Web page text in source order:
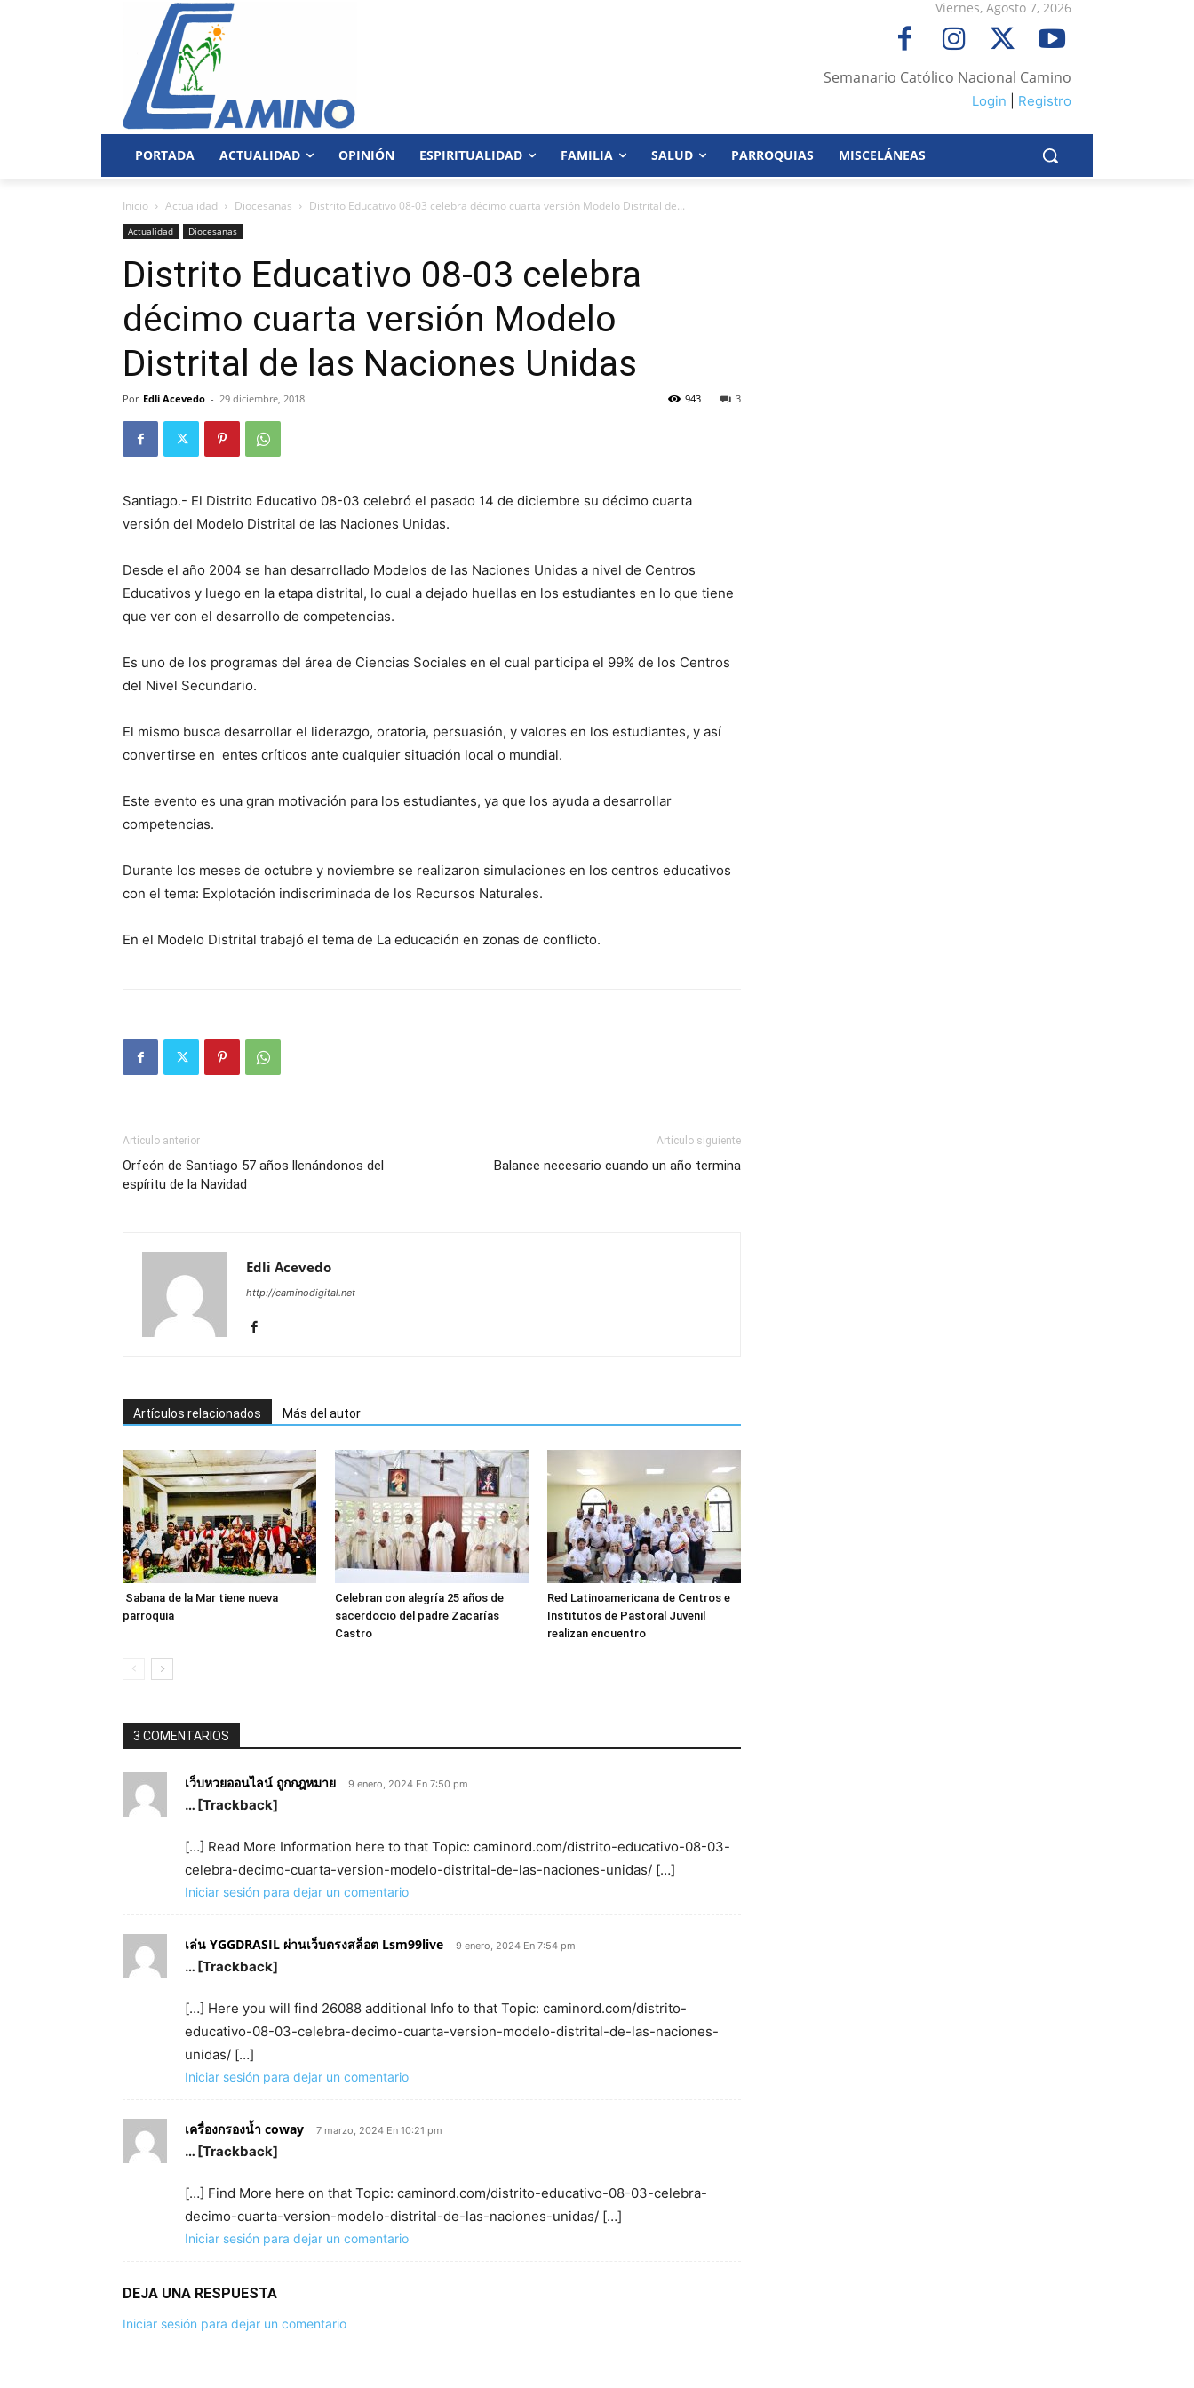
Viernes, Agosto 7, 2026
Semanario Católico Nacional Camino
Login Registro
PORTADA ACTUALIDAD OPINIÓN ESPIRITUALIDAD FAMILIA SALUD PARROQUIAS MISCELÁNEAS
Inicio Actualidad Diocesanas Distrito Educativo 08-03 celebra décimo cuarta versión Modelo Distrital de...
Actualidad Diocesanas
Distrito Educativo 08-03 celebra
décimo cuarta versión Modelo
Distrital de las Naciones Unidas
Por Edli Acevedo - 29 diciembre, 2018 3
943
Santiago.- El Distri­to Educativo 08-03 celebró el pasado 14 de di­ciembre su décimo cuarta
versión del Modelo Distrital de las Naciones Unidas.
Desde el año 2004 se han desarrollado Modelos de las Naciones Unidas a nivel de Cen­tros
Educativos y luego en la etapa distrital, lo cual a dejado huellas en los estudiantes en lo que tiene
que ver con el desarrollo de competencias.
Es uno de los programas del área de Ciencias Sociales en el cual participa el 99% de los Centros
del Nivel Secundario.
El mismo busca de­sarrollar el liderazgo, oratoria, persuasión, y valores en los estudian­tes, y así
convertirse en entes críticos ante cual­quier situación local o mundial.
Este evento es una gran motivación para los estudiantes, ya que los ayuda a desarrollar
competencias.
Durante los meses de octubre y noviembre se realizaron simulaciones en los centros educativos
con el tema: Explotación indiscriminada de los Recursos Naturales.
En el Modelo Dis­trital trabajó el tema de La educación en zonas de conflicto.
Artículo anterior
Orfeón de Santiago 57 años llenándonos del
espíritu de la Navidad
Artículo siguiente
Balance necesario cuando un año termina
Edli Acevedo
http://caminodigital.net
Artículos relacionados Más del autor
Sabana de la Mar tiene nueva
parroquia
Celebran con alegría 25 años de
sacerdocio del padre Zacarías
Castro
Red Latinoamericana de Centros e
Institutos de Pastoral Juvenil
realizan encuentro
3 COMENTARIOS
เว็บหวยออนไลน์ ถูกกฎหมาย 9 enero, 2024 En 7:50 pm
… [Trackback]
[…] Read More Information here to that Topic: caminord.com/distrito-educativo-08-03-
celebra-decimo-cuarta-version-modelo-distrital-de-las-naciones-unidas/ […]
Iniciar sesión para dejar un comentario
เล่น YGGDRASIL ผ่านเว็บตรงสล็อต Lsm99live 9 enero, 2024 En 7:54 pm
… [Trackback]
[…] Here you will find 26088 additional Info to that Topic: caminord.com/distrito-
educativo-08-03-celebra-decimo-cuarta-version-modelo-distrital-de-las-naciones-
unidas/ […]
Iniciar sesión para dejar un comentario
เครื่องกรองน้ำ coway 7 marzo, 2024 En 10:21 pm
… [Trackback]
[…] Find More here on that Topic: caminord.com/distrito-educativo-08-03-celebra-
decimo-cuarta-version-modelo-distrital-de-las-naciones-unidas/ […]
Iniciar sesión para dejar un comentario
DEJA UNA RESPUESTA
Iniciar sesión para dejar un comentario